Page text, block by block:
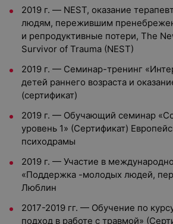
2019 г. — NEST, оказание
людям, пережившим
и репродуктивные потери, The
Survivor of Trauma (NEST)
2019 г. — Семинар-тренинг
детей раннего возраста и
(сертификат)
2019 г. — Обучающий семинар
уровень 1» (Сертификат)
психодрамы
2019 г. — Участие в
«Поддержка -молодых людей,
Люблин
2017-2019 гг. — Обучение по
подход в работе с травмой»